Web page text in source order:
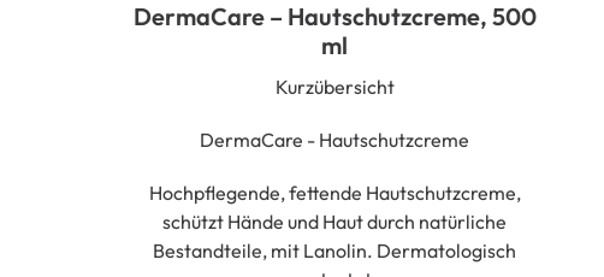
DermaCare – Hautschutzcreme, 500
ml
Kurzübersicht
DermaCare - Hautschutzcreme
Hochpflegende, fettende Hautschutzcreme,
schützt Hände und Haut durch natürliche
Bestandteile, mit Lanolin. Dermatologisch